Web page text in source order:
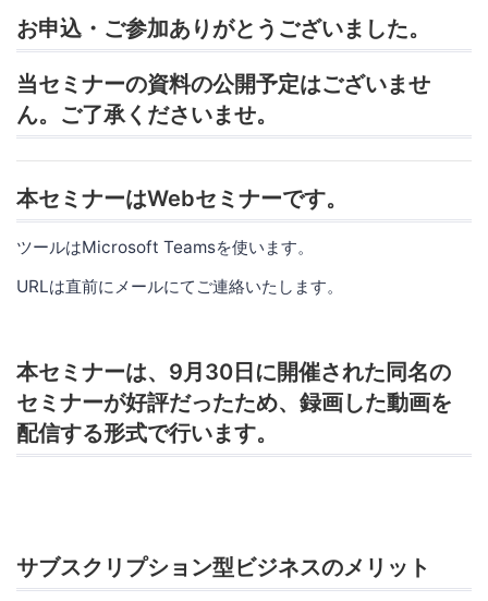
お申込・ご参加ありがとうございました。
当セミナーの資料の公開予定はございませ
ん。ご了承くださいませ。
本セミナーはWebセミナーです。
ツールはMicrosoft Teamsを使います。
URLは直前にメールにてご連絡いたします。
本セミナーは、9月30日に開催された同名の
セミナーが好評だったため、録画した動画を
配信する形式で行います。
サブスクリプション型ビジネスのメリット